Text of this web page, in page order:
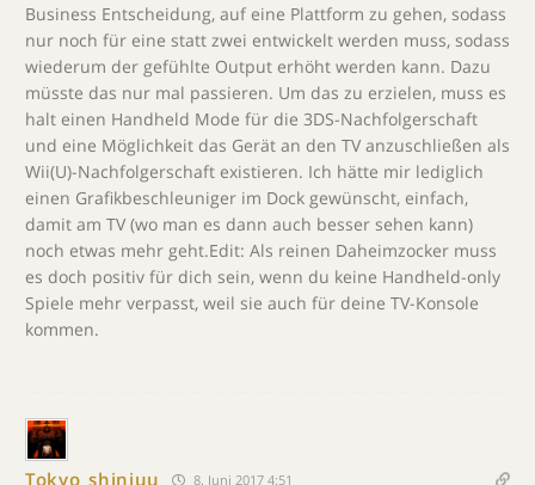
Business Entscheidung, auf eine Plattform zu gehen, sodass
nur noch für eine statt zwei entwickelt werden muss, sodass
wiederum der gefühlte Output erhöht werden kann. Dazu
müsste das nur mal passieren. Um das zu erzielen, muss es
halt einen Handheld Mode für die 3DS-Nachfolgerschaft
und eine Möglichkeit das Gerät an den TV anzuschließen als
Wii(U)-Nachfolgerschaft existieren. Ich hätte mir lediglich
einen Grafikbeschleuniger im Dock gewünscht, einfach,
damit am TV (wo man es dann auch besser sehen kann)
noch etwas mehr geht.Edit: Als reinen Daheimzocker muss
es doch positiv für dich sein, wenn du keine Handheld-only
Spiele mehr verpasst, weil sie auch für deine TV-Konsole
kommen.
Tokyo_shinjuu 8. Juni 2017 4:51